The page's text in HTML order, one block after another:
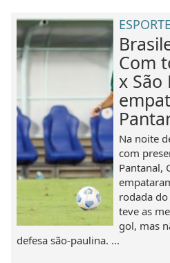
Com
x São
Na noite
com
Pantanal,
rodada
teve as
gol, mas
defesa são-paulina. ...